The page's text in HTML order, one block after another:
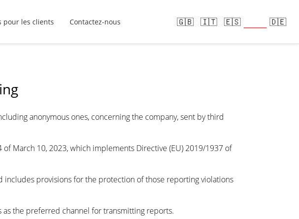
pour les clients Contactez-nous 🇬🇧 🇮🇹 🇪🇸 🇩🇪
anonymous ones, concerning the company, sent by third
March 10, 2023, which implements Directive (EU) 2019/1937 of
provisions for the protection of those reporting violations
as the preferred channel for transmitting reports.